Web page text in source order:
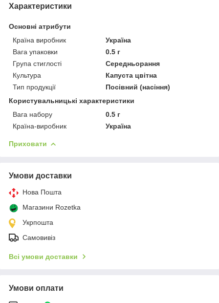
Характеристики
Основні атрибути
Країна виробник
Україна
Вага упаковки
0.5 г
Група стиглості
Середньорання
Культура
Капуста цвітна
Тип продукції
Посівний (насіння)
Користувальницькі характеристики
Вага набору
0.5 г
Країна-виробник
Україна
Приховати
Умови доставки
Нова Пошта
Магазини Rozetka
Укрпошта
Самовивіз
Всі умови доставки
Умови оплати